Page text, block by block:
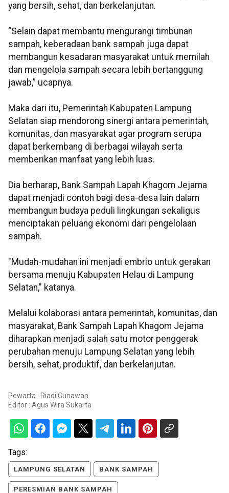
yang bersih, sehat, dan berkelanjutan.
“Selain dapat membantu mengurangi timbunan
sampah, keberadaan bank sampah juga dapat
membangun kesadaran masyarakat untuk memilah
dan mengelola sampah secara lebih bertanggung
jawab,” ucapnya.
Maka dari itu, Pemerintah Kabupaten Lampung
Selatan siap mendorong sinergi antara pemerintah,
komunitas, dan masyarakat agar program serupa
dapat berkembang di berbagai wilayah serta
memberikan manfaat yang lebih luas.
Dia berharap, Bank Sampah Lapah Khagom Jejama
dapat menjadi contoh bagi desa-desa lain dalam
membangun budaya peduli lingkungan sekaligus
menciptakan peluang ekonomi dari pengelolaan
sampah.
"Mudah-mudahan ini menjadi embrio untuk gerakan
bersama menuju Kabupaten Helau di Lampung
Selatan," katanya.
Melalui kolaborasi antara pemerintah, komunitas, dan
masyarakat, Bank Sampah Lapah Khagom Jejama
diharapkan menjadi salah satu motor penggerak
perubahan menuju Lampung Selatan yang lebih
bersih, sehat, produktif, dan berkelanjutan.
Pewarta : Riadi Gunawan
Editor : Agus Wira Sukarta
Tags:
LAMPUNG SELATAN BANK SAMPAH
PERESMIAN BANK SAMPAH